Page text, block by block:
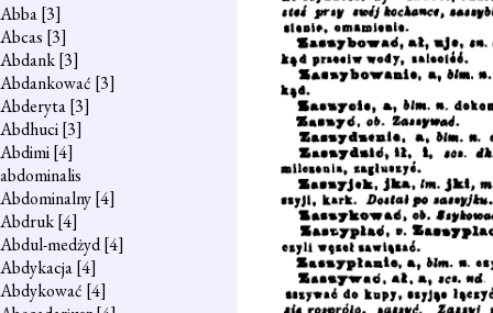
Abba[3]
Abcas [3]
Abdank[3]
Abdankować [3]
Abderyta[3]
Abdhuci[3]
Abdimi[4]
abdominalis
Abdominalny[4]
Abdruk[4]
Abdul-medżyd[4]
Abdykacja[4]
Abdykować [4]